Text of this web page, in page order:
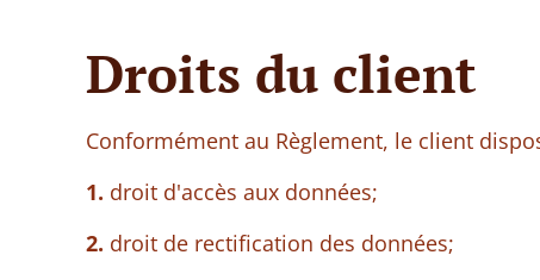
Droits du client
Conformément au Règlement, le client
1. droit d'accès aux données;
2. droit de rectification des données;